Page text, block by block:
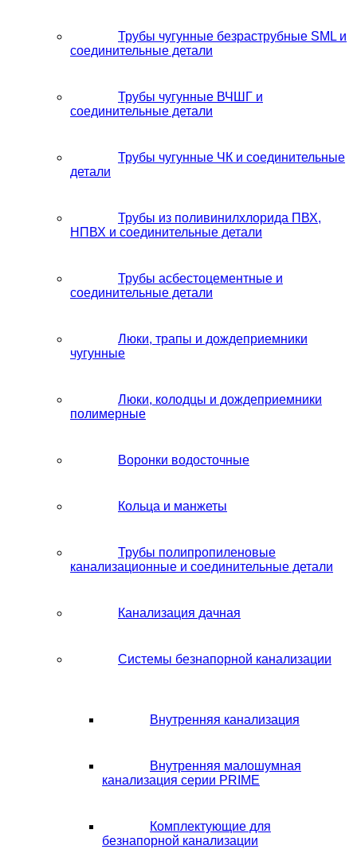
Трубы чугунные безраструбные SML и
соединительные детали
Трубы чугунные ВЧШГ и
соединительные детали
Трубы чугунные ЧК и соединительные
детали
Трубы из поливинилхлорида ПВХ,
НПВХ и соединительные детали
Трубы асбестоцементные и
соединительные детали
Люки, трапы и дождеприемники
чугунные
Люки, колодцы и дождеприемники
полимерные
Воронки водосточные
Кольца и манжеты
Трубы полипропиленовые
канализационные и соединительные детали
Канализация дачная
Системы безнапорной канализации
Внутренняя канализация
Внутренняя малошумная
канализация серии PRIME
Комплектующие для
безнапорной канализации